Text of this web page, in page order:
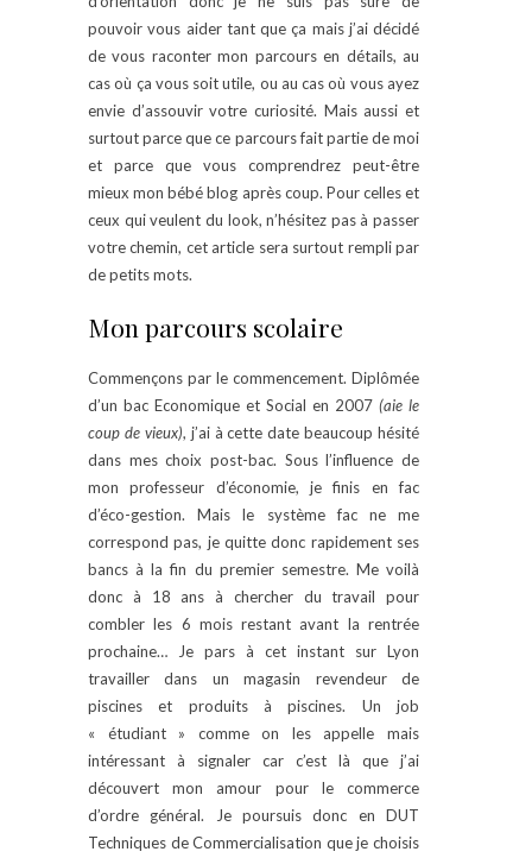
pouvoir vous aider tant que ça mais j’ai décidé
de vous raconter mon parcours en détails, au
cas où ça vous soit utile, ou au cas où vous ayez
envie d’assouvir votre curiosité. Mais aussi et
surtout parce que ce parcours fait partie de moi
et parce que vous comprendrez peut-être
mieux mon bébé blog après coup. Pour celles et
ceux qui veulent du look, n’hésitez pas à passer
votre chemin, cet article sera surtout rempli par
de petits mots.
Mon parcours scolaire
Commençons par le commencement. Diplômée
d’un bac Economique et Social en 2007 (aie le
coup de vieux), j’ai à cette date beaucoup hésité
dans mes choix post-bac. Sous l’influence de
mon professeur d’économie, je finis en fac
d’éco-gestion. Mais le système fac ne me
correspond pas, je quitte donc rapidement ses
bancs à la fin du premier semestre. Me voilà
donc à 18 ans à chercher du travail pour
combler les 6 mois restant avant la rentrée
prochaine… Je pars à cet instant sur Lyon
travailler dans un magasin revendeur de
piscines et produits à piscines. Un job
« étudiant » comme on les appelle mais
intéressant à signaler car c’est là que j’ai
découvert mon amour pour le commerce
d’ordre général. Je poursuis donc en DUT
Techniques de Commercialisation que je choisis